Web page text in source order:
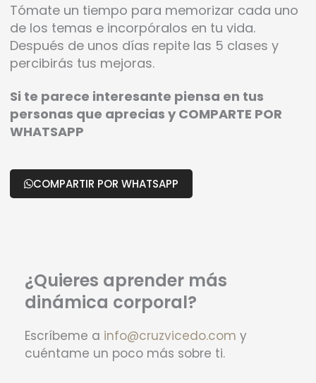
Tómate un tiempo para memorizar cada uno
de los temas e incorpóralos en tu vida.
Después de unos días repite las 5 clases y
percibirás tus mejoras.
Si te parece interesante piensa en tus
personas que aprecias y COMPARTE POR
WHATSAPP
COMPARTIR POR WHATSAPP
¿Quieres aprender más
dinámica corporal?
Escríbeme a info@cruzvicedo.com y
cuéntame un poco más sobre ti.